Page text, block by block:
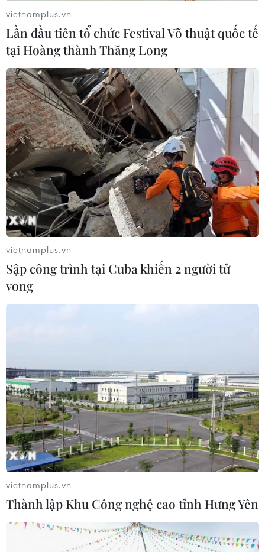
vietnamplus.vn
Lần đầu tiên tổ chức Festival Võ thuật quốc tế
tại Hoàng thành Thăng Long
vietnamplus.vn
Sập công trình tại Cuba khiến 2 người tử
vong
vietnamplus.vn
Thành lập Khu Công nghệ cao tỉnh Hưng Yên